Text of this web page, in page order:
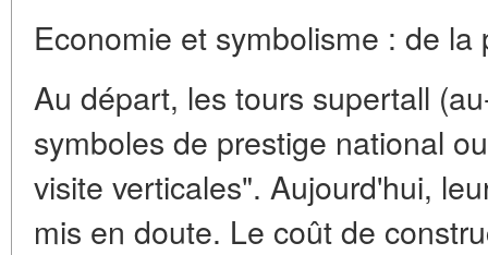
Economie et symbolisme : de la
Au départ, les tours supertall
symboles de prestige national
visite verticales". Aujourd'hui,
mis en doute. Le coût de